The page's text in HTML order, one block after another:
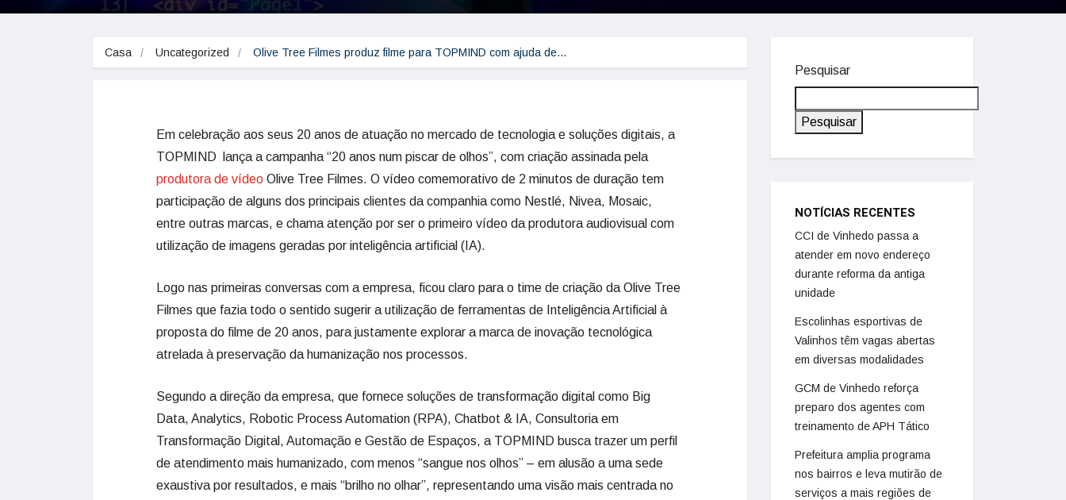
Casa Uncategorized Olive Tree Filmes produz filme para TOPMIND com ajuda de…
Em celebração aos seus 20 anos de atuação no mercado de tecnologia e soluções digitais, a
TOPMIND lança a campanha “20 anos num piscar de olhos”, com criação assinada pela
produtora de vídeo Olive Tree Filmes. O vídeo comemorativo de 2 minutos de duração tem
participação de alguns dos principais clientes da companhia como Nestlé, Nivea, Mosaic,
entre outras marcas, e chama atenção por ser o primeiro vídeo da produtora audiovisual com
utilização de imagens geradas por inteligência artificial (IA).
Logo nas primeiras conversas com a empresa, ficou claro para o time de criação da Olive Tree
Filmes que fazia todo o sentido sugerir a utilização de ferramentas de Inteligência Artificial à
proposta do filme de 20 anos, para justamente explorar a marca de inovação tecnológica
atrelada à preservação da humanização nos processos.
Segundo a direção da empresa, que fornece soluções de transformação digital como Big
Data, Analytics, Robotic Process Automation (RPA), Chatbot & IA, Consultoria em
Transformação Digital, Automação e Gestão de Espaços, a TOPMIND busca trazer um perfil
de atendimento mais humanizado, com menos “sangue nos olhos” – em alusão a uma sede
exaustiva por resultados, e mais “brilho no olhar”, representando uma visão mais centrada no
Pesquisar
Pesquisar
NOTÍCIAS RECENTES
CCI de Vinhedo passa a
atender em novo endereço
durante reforma da antiga
unidade
Escolinhas esportivas de
Valinhos têm vagas abertas
em diversas modalidades
GCM de Vinhedo reforça
preparo dos agentes com
treinamento de APH Tático
Prefeitura amplia programa
nos bairros e leva mutirão de
serviços a mais regiões de